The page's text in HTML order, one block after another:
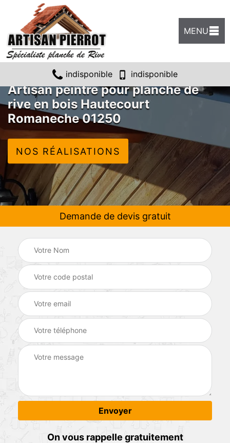
MENU
indisponible indisponible
Artisan peintre pour planche de
rive en bois Hautecourt
Romaneche 01250
NOS RÉALISATIONS
Demande de devis gratuit
On vous rappelle gratuitement